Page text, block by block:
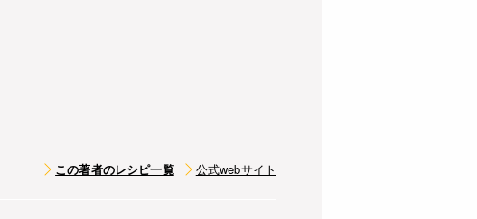
この著者のレシピ一覧 公式webサイト